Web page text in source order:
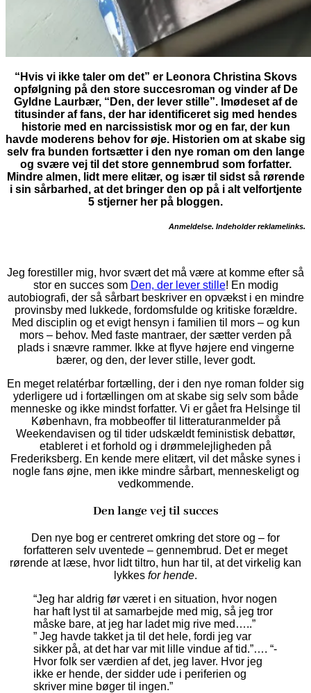
“Hvis vi ikke taler om det” er Leonora Christina Skovs
opfølgning på den store succesroman og vinder af De
Gyldne Laurbær, “Den, der lever stille”. Imødeset af de
titusinder af fans, der har identificeret sig med hendes
historie med en narcissistisk mor og en far, der kun
havde moderens behov for øje. Historien om at skabe sig
selv fra bunden fortsætter i den nye roman om den lange
og svære vej til det store gennembrud som forfatter.
Mindre almen, lidt mere elitær, og især til sidst så rørende
i sin sårbarhed, at det bringer den op på i alt velfortjente
5 stjerner her på bloggen.
Anmeldelse. Indeholder reklamelinks.
Jeg forestiller mig, hvor svært det må være at komme efter så
stor en succes som Den, der lever stille! En modig
autobiografi, der så sårbart beskriver en opvækst i en mindre
provinsby med lukkede, fordomsfulde og kritiske forældre.
Med disciplin og et evigt hensyn i familien til mors – og kun
mors – behov. Med faste mantraer, der sætter verden på
plads i snævre rammer. Ikke at flyve højere end vingerne
bærer, og den, der lever stille, lever godt.
En meget relatérbar fortælling, der i den nye roman folder sig
yderligere ud i fortællingen om at skabe sig selv som både
menneske og ikke mindst forfatter. Vi er gået fra Helsinge til
København, fra mobbeoffer til litteraturanmelder på
Weekendavisen og til tider udskældt feministisk debattør,
etableret i et forhold og i drømmelejligheden på
Frederiksberg. En kende mere elitært, vil det måske synes i
nogle fans øjne, men ikke mindre sårbart, menneskeligt og
vedkommende.
Den lange vej til succes
Den nye bog er centreret omkring det store og – for
forfatteren selv uventede – gennembrud. Det er meget
rørende at læse, hvor lidt tiltro, hun har til, at det virkelig kan
lykkes for hende.
“Jeg har aldrig før været i en situation, hvor nogen
har haft lyst til at samarbejde med mig, så jeg tror
måske bare, at jeg har ladet mig rive med…..”
” Jeg havde takket ja til det hele, fordi jeg var
sikker på, at det har var mit lille vindue af tid.”…. “-
Hvor folk ser værdien af det, jeg laver. Hvor jeg
ikke er hende, der sidder ude i periferien og
skriver mine bøger til ingen.”